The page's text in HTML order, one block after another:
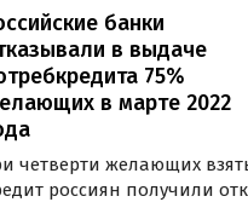
банки
в выдаче
75%
в марте 2022
четверти желающих
россиян получили